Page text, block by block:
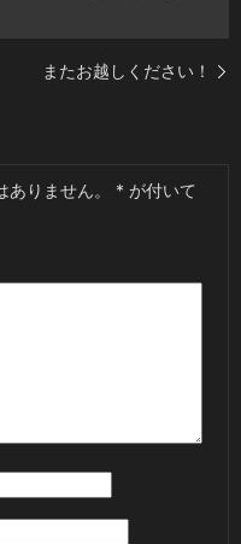
またお越しください！
りません。 * が付いて